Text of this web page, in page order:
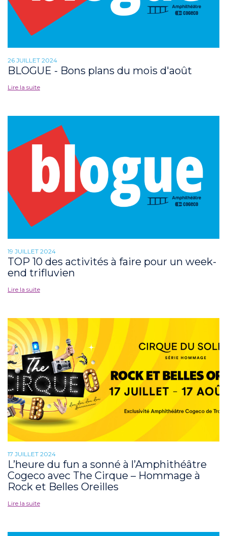
26 JUILLET 2024
BLOGUE - Bons plans du mois d'août
Lire la suite
19 JUILLET 2024
TOP 10 des activités à faire pour un week-
end trifluvien
Lire la suite
17 JUILLET 2024
L’heure du fun a sonné à l’Amphithéâtre
Cogeco avec The Cirque – Hommage à
Rock et Belles Oreilles
Lire la suite